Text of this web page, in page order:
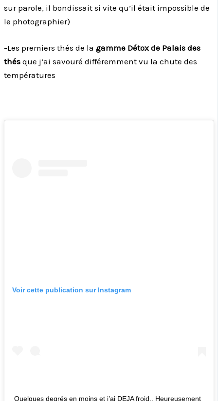
sur parole, il bondissait si vite qu’il était impossible de
le photographier)
-Les premiers thés de la gamme Détox de Palais des
thés que j’ai savouré différemment vu la chute des
températures
Voir cette publication sur Instagram
Quelques degrés en moins et j’ai DEJA froid.. Heureusement